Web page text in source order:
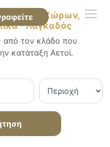
Χώρων,
- Λαγκαδάς
από τον κλάδο που
κατάταξη Αετοί.